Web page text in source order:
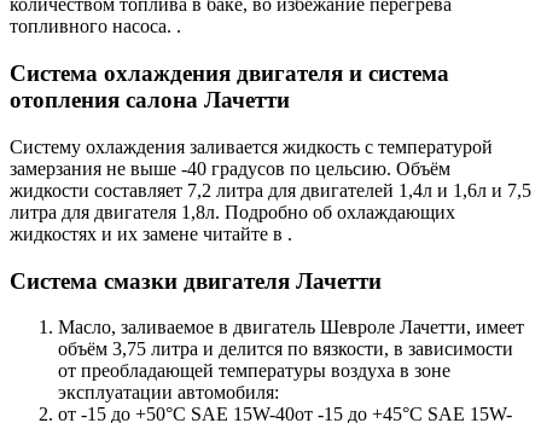
количеством топлива в баке, во избежание перегрева
топливного насоса. .
Система охлаждения двигателя и система
отопления салона Лачетти
Систему охлаждения заливается жидкость с температурой
замерзания не выше -40 градусов по цельсию. Объём
жидкости составляет 7,2 литра для двигателей 1,4л и 1,6л и 7,5
литра для двигателя 1,8л. Подробно об охлаждающих
жидкостях и их замене читайте в .
Система смазки двигателя Лачетти
Масло, заливаемое в двигатель Шевроле Лачетти, имеет
объём 3,75 литра и делится по вязкости, в зависимости
от преобладающей температуры воздуха в зоне
эксплуатации автомобиля:
от -15 до +50°С SAE 15W-40от -15 до +45°С SAE 15W-